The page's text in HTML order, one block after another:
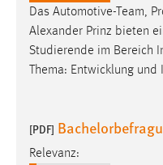
Das Automotive-Team,
Alexander Prinz bieten
Studierende im Bereich
Thema: Entwicklung und
[PDF]
Relevanz:
Zweck:
Cookie Laufzeit:
Facebook Pixel